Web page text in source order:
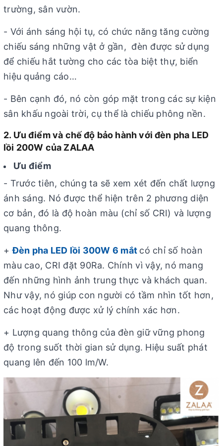
trường, sân vườn.
- Với ánh sáng hội tụ, có chức năng tăng cường
chiếu sáng những vật ở gần, đèn được sử dụng
để chiếu hắt tường cho các tòa biệt thự, biển
hiệu quảng cáo…
- Bên cạnh đó, nó còn góp mặt trong các sự kiện
sân khấu ngoài trời, cụ thể là chiếu phông nền.
2. Ưu điểm và chế độ bảo hành với đèn pha LED
lồi 200W của ZALAA
Ưu điểm
- Trước tiên, chúng ta sẽ xem xét đến chất lượng
ánh sáng. Nó được thể hiện trên 2 phương diện
cơ bản, đó là độ hoàn màu (chỉ số CRI) và lượng
quang thông.
+Đèn pha LED lồi 300W 6 mắt có chỉ số hoàn
màu cao, CRI đặt 90Ra. Chính vì vậy, nó mang
đến những hình ảnh trung thực và khách quan.
Như vậy, nó giúp con người có tầm nhìn tốt hơn,
các hoạt động được xử lý chính xác hơn.
+ Lượng quang thông của đèn giữ vững phong
độ trong suốt thời gian sử dụng. Hiệu suất phát
quang lên đến 100 lm/W.